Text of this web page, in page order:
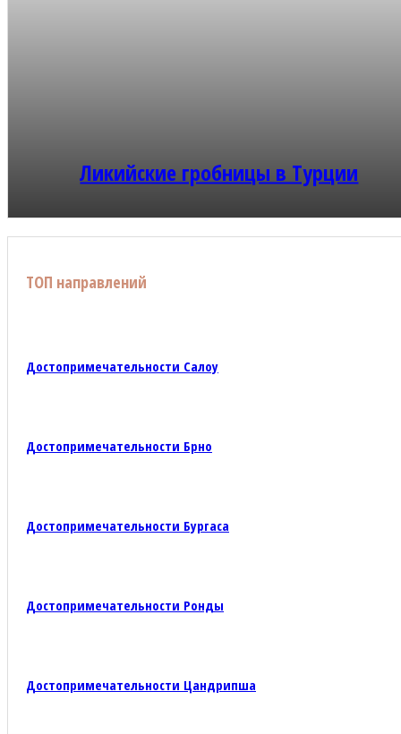
Ликийские гробницы в Турции
ТОП направлений
Достопримечательности Салоу
Достопримечательности Брно
Достопримечательности Бургаса
Достопримечательности Ронды
Достопримечательности Цандрипша